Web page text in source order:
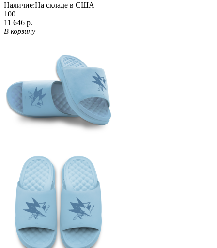
Наличие:На складе в США
100
11 646 р.
В корзину